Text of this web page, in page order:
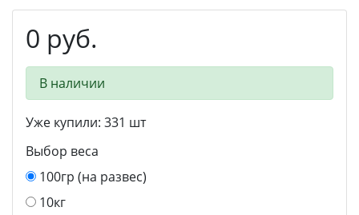
0 руб.
В наличии
Уже купили: 331 шт
Выбор веса
100гр (на развес)
10кг